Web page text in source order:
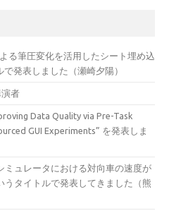
る筆圧変化を活用したシート埋め込
発表しました（瀬崎夕陽）
者
Data Quality via Pre-Task
GUI Experiments” を発表しま
ミュレータにおける対向車の速度が
タイトルで発表してきました（熊